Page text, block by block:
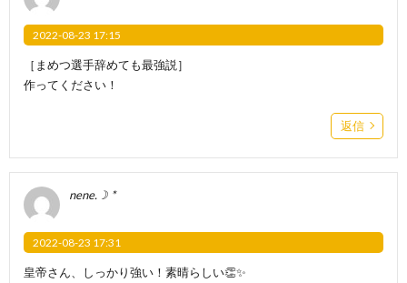
2022-08-23 17:15
［まめつ選手辞めても最強説］
作ってください！
返信
nene.☽ *
2022-08-23 17:31
皇帝さん、しっかり強い！素晴らしい👏✨